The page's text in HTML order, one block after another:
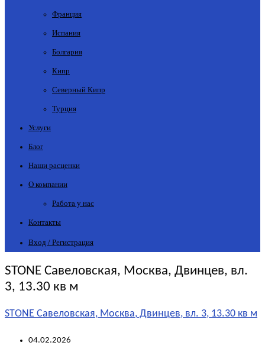
Франция
Испания
Болгария
Кипр
Северный Кипр
Турция
Услуги
Блог
Наши расценки
О компании
Работа у нас
Контакты
Вход / Регистрация
STONE Савеловская, Москва, Двинцев, вл.
3, 13.30 кв м
STONE Савеловская, Москва, Двинцев, вл. 3, 13.30 кв м
04.02.2026